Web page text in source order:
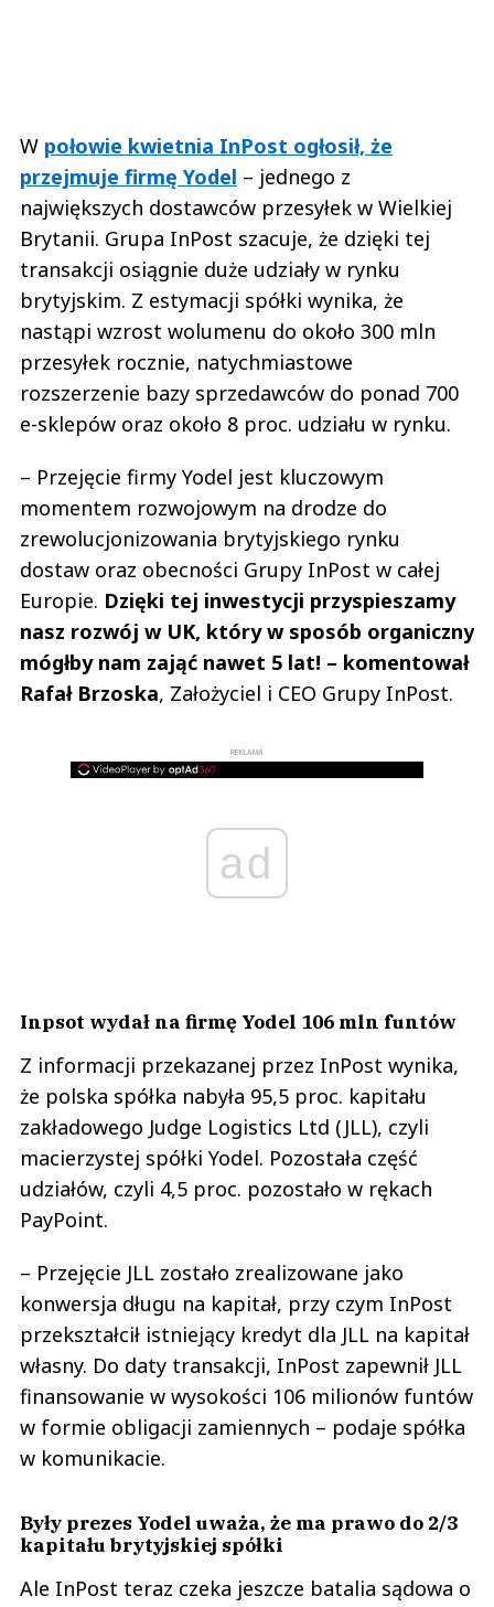
W połowie kwietnia InPost ogłosił, że
przejmuje firmę Yodel – jednego z
największych dostawców przesyłek w Wielkiej
Brytanii. Grupa InPost szacuje, że dzięki tej
transakcji osiągnie duże udziały w rynku
brytyjskim. Z estymacji spółki wynika, że
nastąpi wzrost wolumenu do około 300 mln
przesyłek rocznie, natychmiastowe
rozszerzenie bazy sprzedawców do ponad 700
e-sklepów oraz około 8 proc. udziału w rynku.
– Przejęcie firmy Yodel jest kluczowym
momentem rozwojowym na drodze do
zrewolucjonizowania brytyjskiego rynku
dostaw oraz obecności Grupy InPost w całej
Europie. Dzięki tej inwestycji przyspieszamy
nasz rozwój w UK, który w sposób organiczny
mógłby nam zająć nawet 5 lat! – komentował
Rafał Brzoska, Założyciel i CEO Grupy InPost.
REKLAMA
ad
Inpsot wydał na firmę Yodel 106 mln funtów
Z informacji przekazanej przez InPost wynika,
że polska spółka nabyła 95,5 proc. kapitału
zakładowego Judge Logistics Ltd (JLL), czyli
macierzystej spółki Yodel. Pozostała część
udziałów, czyli 4,5 proc. pozostało w rękach
PayPoint.
– Przejęcie JLL zostało zrealizowane jako
konwersja długu na kapitał, przy czym InPost
przekształcił istniejący kredyt dla JLL na kapitał
własny. Do daty transakcji, InPost zapewnił JLL
finansowanie w wysokości 106 milionów funtów
w formie obligacji zamiennych – podaje spółka
w komunikacie.
Były prezes Yodel uważa, że ma prawo do 2/3
kapitału brytyjskiej spółki
Ale InPost teraz czeka jeszcze batalia sądowa o